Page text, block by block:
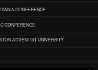
CONFERENCE
CONFERENCE
ADVENTIST UNIVERSITY